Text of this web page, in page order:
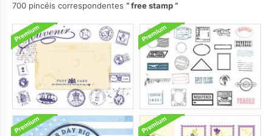
700 pincéis correspondentes
free stamp